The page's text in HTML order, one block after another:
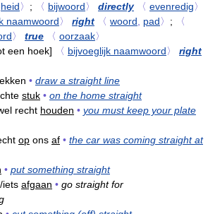
〉 ; 〈 bijwoord〉 directly 〈 evenredig〉
naamwoord〉 right 〈 woord, pad〉 ;
〈
〉 true 〈 oorzaak〉
een hoek] 〈 bijvoeglijk naamwoord〉
right
• draw a straight line
stuk • on the home straight
recht houden • you must keep your plate
op ons af • the car was coming straight at
• put something straight
iets afgaan • go straight for